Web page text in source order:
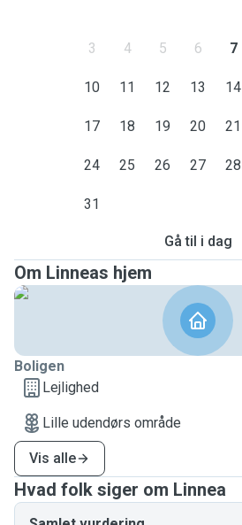
3 4 5 6 7
10 11 12 13 14
17 18 19 20 21
24 25 26 27 28
31
Gå til i dag
Om Linneas hjem
Boligen
Lejlighed
Lille udendørs område
Vis alle
Hvad folk siger om Linnea